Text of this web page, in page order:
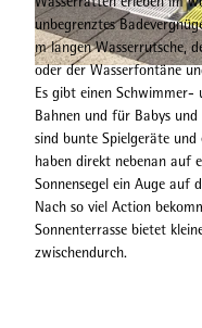
© Miro Gronau, Tourist-Information
unbegrenztes
m langen Wasserrutsche,
oder der Wasserfontäne
Es gibt einen Schwimmer-
Bahnen und für Babys
sind bunte Spielgeräte
haben direkt nebenan auf
Sonnensegel ein Auge auf
Nach so viel Action
Sonnenterrasse bietet
zwischendurch.